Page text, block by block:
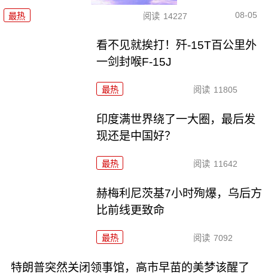
最热 阅读 14227 08-05
看不见就挨打！歼-15T百公里外
一剑封喉F-15J
最热 阅读 11805
印度满世界绕了一大圈，最后发
现还是中国好？
最热 阅读 11642
赫梅利尼茨基7小时殉爆，乌后方
比前线更致命
最热 阅读 7092
特朗普突然关闭领事馆，高市早苗的美梦该醒了